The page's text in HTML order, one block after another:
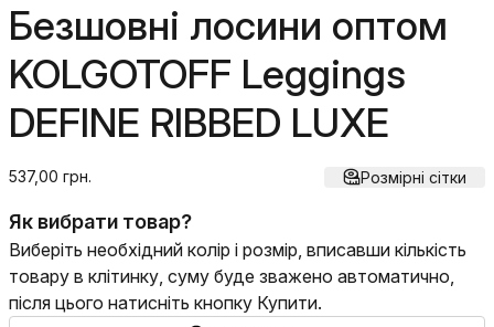
Безшовні лосини оптом
KOLGOTOFF Leggings
DEFINE RIBBED LUXE
537,00 грн. Розмірні сітки
Як вибрати товар?
Виберіть необхідний колір і розмір, вписавши кількість
товару в клітинку, суму буде зважено автоматично,
після цього натисніть кнопку Купити.